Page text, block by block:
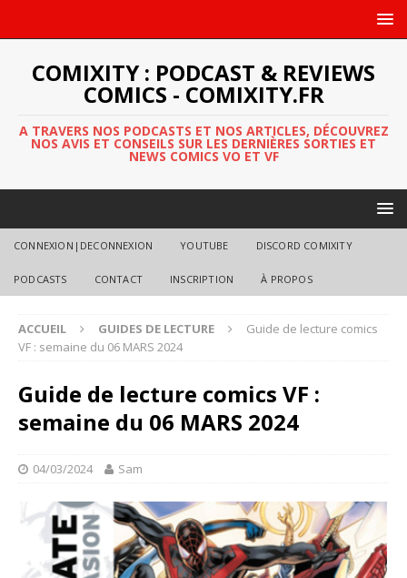
COMIXITY : PODCAST & REVIEWS
COMICS - COMIXITY.FR
A TRAVERS NOS PODCASTS ET NOS ARTICLES, DÉCOUVREZ
NOS AVIS ET CONSEILS SUR LES DERNIÈRES SORTIES ET
NEWS COMICS VO ET VF
CONNEXION|DECONNEXION YOUTUBE DISCORD COMIXITY
PODCASTS CONTACT INSCRIPTION À PROPOS
ACCUEIL GUIDES DE LECTURE
Guide de lecture comics
VF : semaine du 06 MARS 2024
Guide de lecture comics VF :
semaine du 06 MARS 2024
04/03/2024 Sam